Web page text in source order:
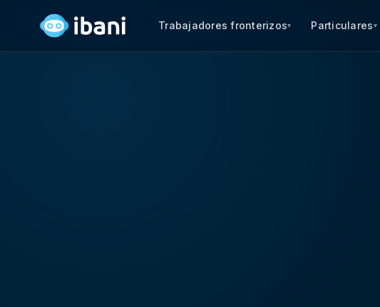
Trabajadores fronterizos▾ Particulares▾